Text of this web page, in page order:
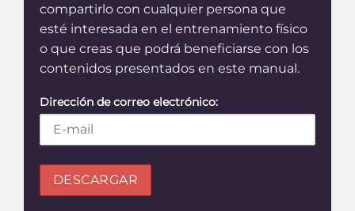
compartirlo con cualquier persona que
esté interesada en el entrenamiento físico
o que creas que podrá beneficiarse con los
contenidos presentados en este manual.
Dirección de correo electrónico: